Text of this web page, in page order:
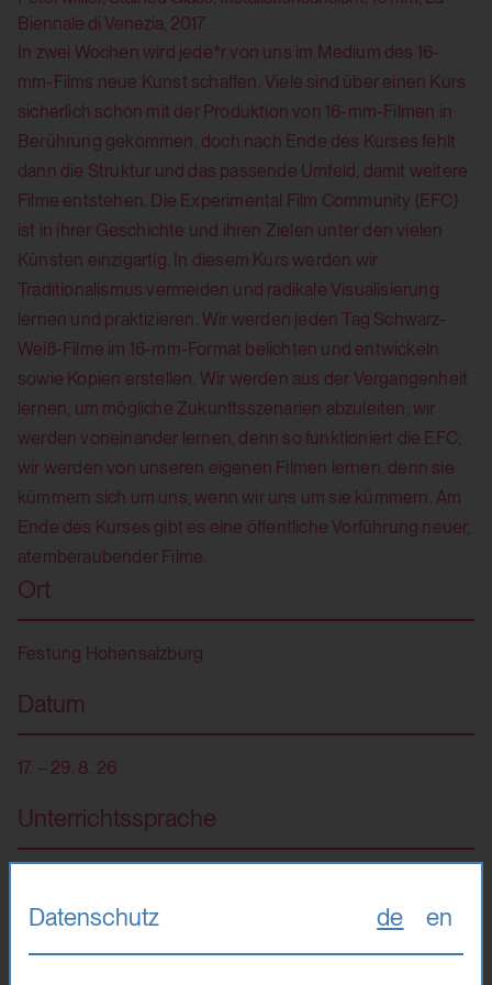
Biennale di Venezia, 2017.
In zwei Wochen wird jede*r von uns im Medium des 16-
mm-Films neue Kunst schaffen. Viele sind über einen Kurs
sicherlich schon mit der Produktion von 16-mm-Filmen in
Berührung gekommen, doch nach Ende des Kurses fehlt
dann die Struktur und das passende Umfeld, damit weitere
Filme entstehen. Die Experimental Film Community (EFC)
ist in ihrer Geschichte und ihren Zielen unter den vielen
Künsten einzigartig. In diesem Kurs werden wir
Traditionalismus vermeiden und radikale Visualisierung
lernen und praktizieren. Wir werden jeden Tag Schwarz-
Weiß-Filme im 16-mm-Format belichten und entwickeln
sowie Kopien erstellen. Wir werden aus der Vergangenheit
lernen, um mögliche Zukunftsszenarien abzuleiten; wir
werden voneinander lernen, denn so funktioniert die EFC;
wir werden von unseren eigenen Filmen lernen, denn sie
kümmern sich um uns, wenn wir uns um sie kümmern. Am
Ende des Kurses gibt es eine öffentliche Vorführung neuer,
atemberaubender Filme.
Ort
Festung Hohensalzburg
Datum
17. – 29. 8. 26
Unterrichtssprache
Teilnahmegebühr
Datenschutz de en